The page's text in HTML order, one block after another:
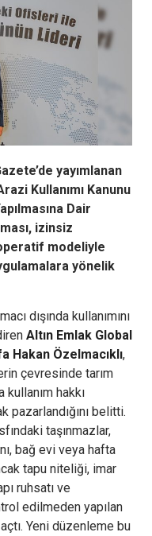
yayımlanan
Kullanımı Kanunu
Dair
izinsiz
modeliyle
yönelik
dışında kullanımını
Altın Emlak Global
Hakan Özelmacıklı,
çevresinde tarım
hakkı
pazarlandığını belitti.
taşınmazlar,
bağ evi veya hafta
tapu niteliği, imar
ruhsatı ve
edilmeden yapılan
Yeni düzenleme bu